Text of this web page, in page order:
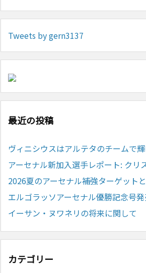
Tweets by gern3137
最近の投稿
ヴィニシウスはアルテタのチームで
アーセナル新加入選手レポート: クリ
2026夏のアーセナル補強ターゲット
エルゴラッソアーセナル優勝記念号
イーサン・ヌワネリの将来に関して
カテゴリー